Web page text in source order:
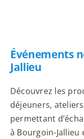
Événements
Jallieu
Découvrez les
déjeuners,
permettant
à Bourgoin-